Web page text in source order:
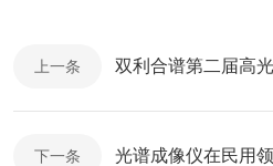
上一条
下一条 光谱成像仪在民用